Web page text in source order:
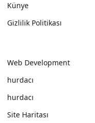
Künye
Gizlilik Politikası
Web Development
hurdacı
hurdacı
Site Haritası